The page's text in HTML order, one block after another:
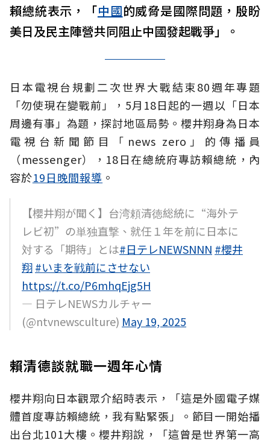
賴總統表示，「中國的威脅是國際問題，殷盼
美日及民主陣營共同阻止中國發起戰爭」。
日本電視台規劃二次世界大戰結束80週年專題
「勿使現在變戰前」，5月18日起的一週以「日本
周邊有事」為題，探討地區局勢。櫻井翔身為日本
電視台新聞節目「news zero」的傳播員
（messenger），18日在總統府專訪賴總統，內
容於19日晚間報導 。
【櫻井翔が聞く】台湾頼清徳総統に“海外テ
レビ初”の単独直撃、就任１年を前に日本に
対する「期待」とは#日テレNEWSNNN #櫻井
翔#いまを戦前にさせない
https://t.co/P6mhqEjg5H
— 日テレNEWSカルチャー
(@ntvnewsculture) May 19, 2025
賴清德談就職一週年心情
櫻井翔向日本觀眾介紹時表示，「這是外國電子媒
體首度專訪賴總統，我有點緊張」。節目一開始播
出台北101大樓。櫻井翔說，「這曾是世界第一高